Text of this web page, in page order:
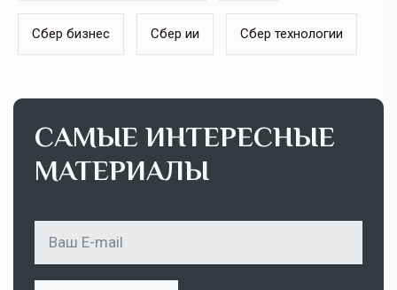
Сбер бизнес Сбер ии Сбер технологии
САМЫЕ ИНТЕРЕСНЫЕ
МАТЕРИАЛЫ